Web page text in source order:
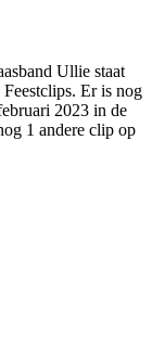
Ullie staat
Er is nog
2023 in de
1 andere clip op